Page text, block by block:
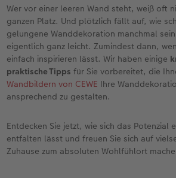
Erinnerungstasche
Personalisierter
Bestellwege
Inspiration
Jahrbuch
Reisefotobuch
Fotocollage
hexxas
Acrylglas
Alu Dibond
Gallery Print
Hartschaum
Fotosets
Fotosticker
Art Prints
Premium Poster
Rahmen
Fotogrößen & Formate
Sofortfotos
Sofortsticker
Sofortfotos mit
Sofortfotos mit Text
Sofortfotos mit
Sofortfotostreifen
Fototassen
Emaille Becher
Trinkflasche
Dekoration
Schule & Büro
Textilien
Babykarten
Geburtskarten
Taufkarten
Postkarten
Fotokarten
Digitale Grußkarte
Silikonhüllen
Handykette
Kunststoffhüllen
Lederhüllen
Holzhüllen
Bio-based Case
Wandkalender Fineline
Kundenbeispiele
Papierqualitäten
Bestellwege
Designvorlagen
Kalender mit fertigem
für Männer
für Frauen
für Freundinnen
für Kinder
für Großeltern
für Tierfreunde
Baby
Erste Schritte
Kreative Ideen mit
Gestaltungsideen
Fotobuch für Anfänger
Softwaretipps
Neue Funktionen
Erste Schritte
Softwaretipps
Videotutorials
Wer vor einer leeren Wand steht, weiß oft
ganzen Platz. Und plötzlich fällt auf, wie
gelungene Wanddekoration manchmal
eigentlich ganz leicht. Zumindest dann,
einfach inspirieren lässt. Wir haben einige
praktische Tipps für Sie vorbereitet, die
Wandbildern von CEWE Ihre
ansprechend zu gestalten.
Entdecken Sie jetzt, wie sich das Potenzial
entfalten lässt und freuen Sie sich auf
Zuhause zum absoluten Wohlfühlort